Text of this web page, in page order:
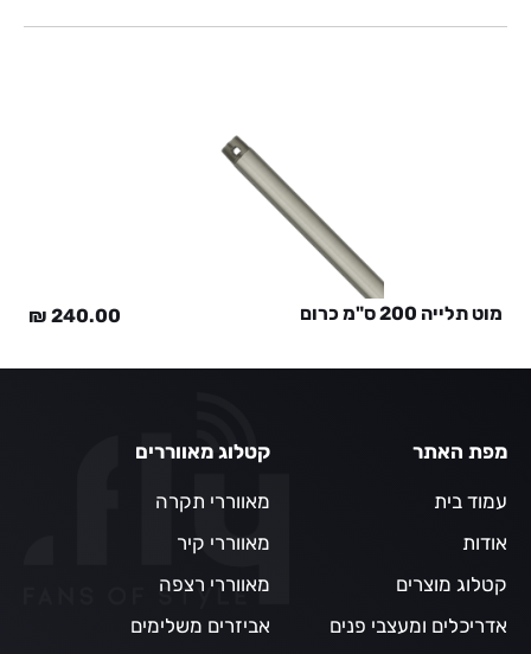
מוט תלייה 200 ס"מ כרום 240.00
₪
מפת האתר
עמוד בית
אודות
קטלוג מוצרים
אדריכלים ומעצבי פנים
קטלוג מאווררים
מאווררי תקרה
מאווררי קיר
מאווררי רצפה
אביזרים משלימים